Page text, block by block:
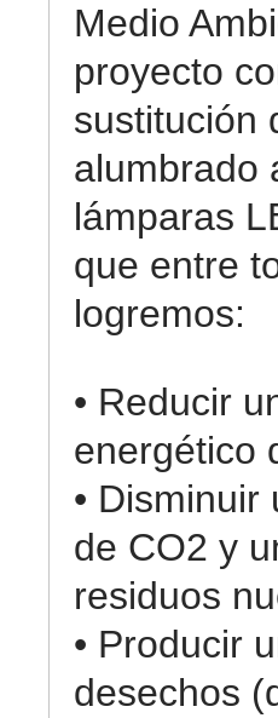
Medio
proyecto
sustitución
alumbrado
lámparas
que entre
logremos:
• Reducir
energético
•
de CO2 y
residuos
• Producir
desechos